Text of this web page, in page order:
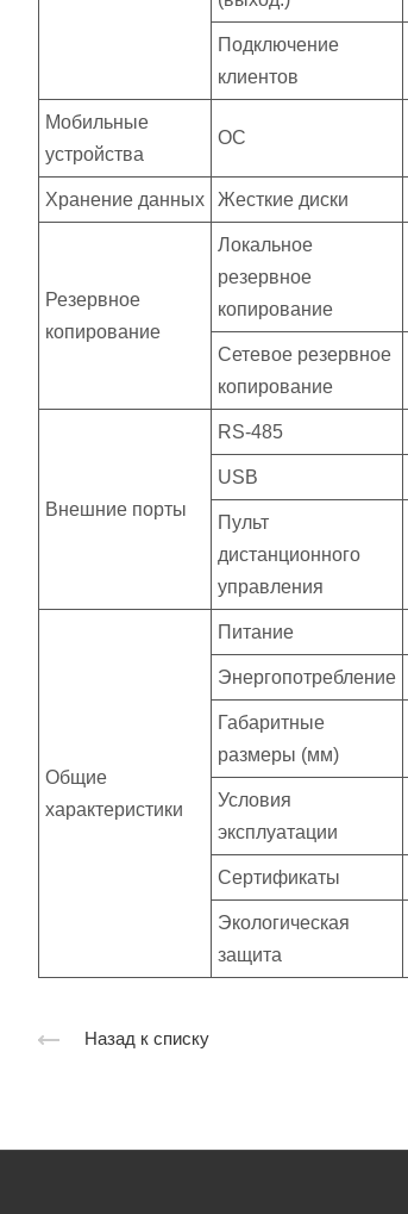
Подключение
клиентов
Мобильные
устройства
ОС
Хранение данных Жесткие диски
Резервное
копирование
Локальное
резервное
копирование
Сетевое резервное
копирование
Внешние порты
RS-485
USB
Пульт
дистанционного
управления
Общие
характеристики
Питание
Энергопотребление
Габаритные
размеры (мм)
Условия
эксплуатации
Сертификаты
Экологическая
защита
Назад к списку